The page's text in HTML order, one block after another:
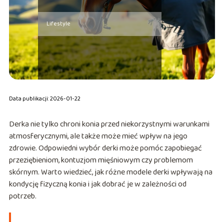
Lifestyle
Data publikacji: 2026-01-22
Derka nie tylko chroni konia przed niekorzystnymi warunkami
atmosferycznymi, ale także może mieć wpływ na jego
zdrowie. Odpowiedni wybór derki może pomóc zapobiegać
przeziębieniom, kontuzjom mięśniowym czy problemom
skórnym. Warto wiedzieć, jak różne modele derki wpływają na
kondycję fizyczną konia i jak dobrać je w zależności od
potrzeb.